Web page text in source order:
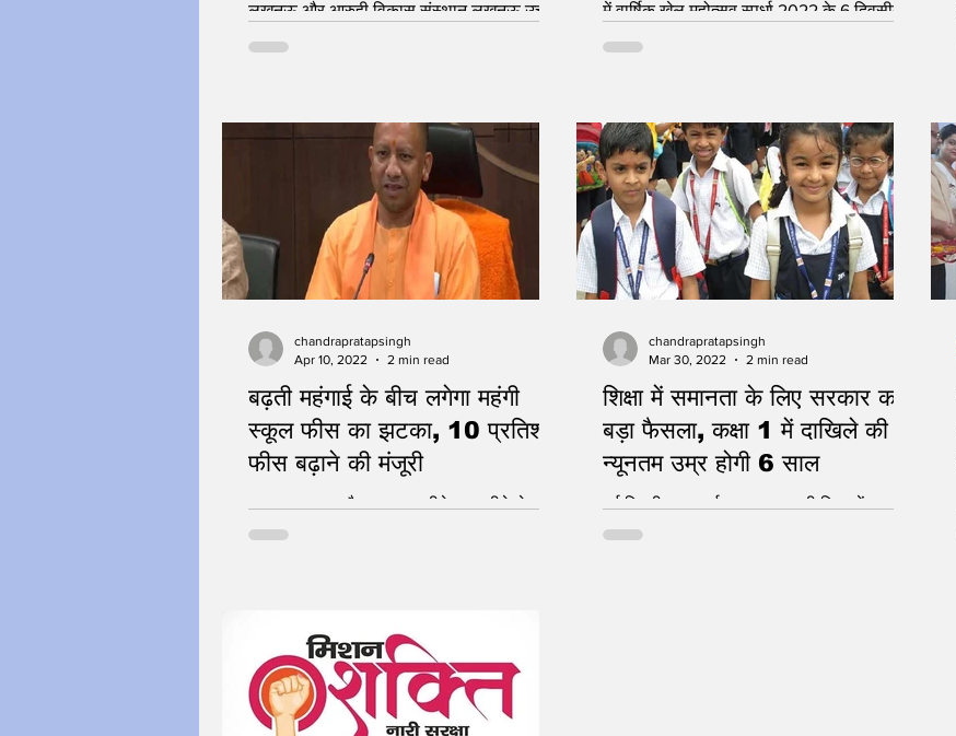
लखनऊ और आरुही विकास संस्थान लखनऊ उत्तर
में वार्षिक खेल महोत्सव स्पर्धा 2022 के 6 दिवसीय
बढ़ती महंगाई के बीच लगेगा महंगी
स्कूल फीस का झटका, 10 प्रतिशत
फीस बढ़ाने की मंजूरी
लखनऊ, 10 अप्रैल 2022 : बीते एक महीने से
पेट्रोल तथा डीजल के लगातार बढ़ते दाम से महंगाई में
chandrapratapsingh
Apr 10, 2022
2 min read
शिक्षा में समानता के लिए सरकार का
बड़ा फैसला, कक्षा 1 में दाखिले की
न्यूनतम उम्र होगी 6 साल
नई दिल्ली, 30 मार्च 2022 : स्कूली शिक्षा में
एकरूपता लाने को लेकर सरकार ने एक और अहम
chandrapratapsingh
Mar 30, 2022
2 min read